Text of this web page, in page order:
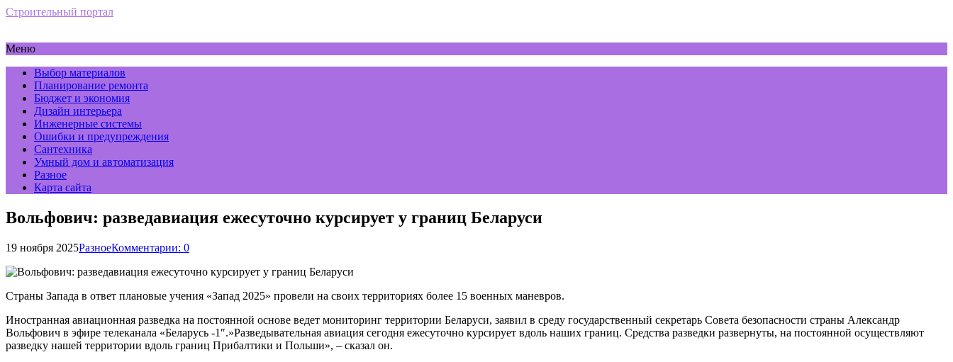
Строительный портал
Меню
Выбор материалов
Планирование ремонта
Бюджет и экономия
Дизайн интерьера
Инженерные системы
Ошибки и предупреждения
Сантехника
Умный дом и автоматизация
Разное
Карта сайта
Вольфович: разведавиация ежесуточно курсирует у границ Беларуси
19 ноября 2025РазноеКомментарии: 0
Страны Запада в ответ плановые учения «Запад 2025» провели на своих территориях более 15 военных маневров.
Иностранная авиационная разведка на постоянной основе ведет мониторинг территории Беларуси, заявил в среду государственный секретарь Совета безопасности страны Александр
Вольфович в эфире телеканала «Беларусь -1″.»Разведывательная авиация сегодня ежесуточно курсирует вдоль наших границ. Средства разведки развернуты, на постоянной осуществляют
разведку нашей территории вдоль границ Прибалтики и Польши», – сказал он.